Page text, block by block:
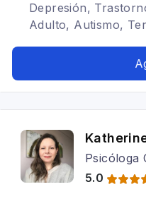
Depresión,
Adulto, Autismo,
sistemica, Estrés
TDAH
Psicóloga
5.0